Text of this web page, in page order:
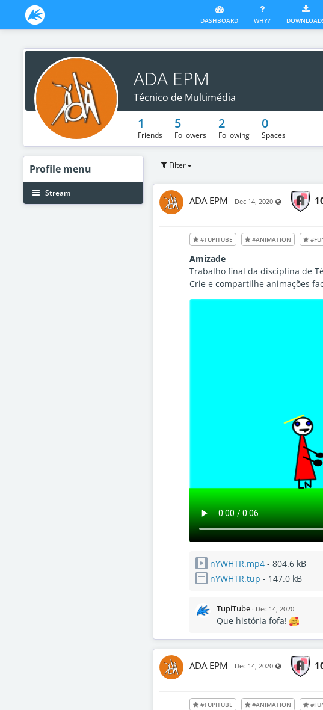
DASHBOARD WHY?
ADA EPM
Técnico de Multimédia
1
Friends
5
Followers
2
Following
0
Spaces
Profilemenu
Stream
Filter
ADA EPM Dec 14, 2020 Visible also
#TUPITUBE #ANIMATION
Amizade
Trabalho final da disciplina de
Crie e compartilhe animações
nYWHTR.mp4 - 804.6 kB
nYWHTR.tup - 147.0 kB
TupiTube · Dec 14, 2020
Que história fofa!
ADA EPM Dec 14, 2020 Visible also
#TUPITUBE #ANIMATION